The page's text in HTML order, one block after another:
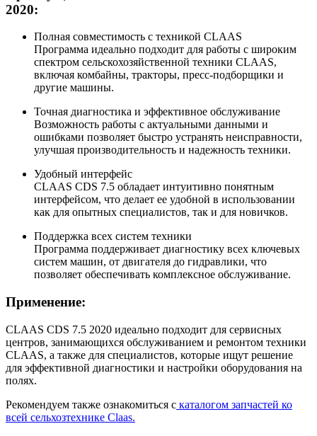
2020:
Полная совместимость с техникой CLAAS
Программа идеально подходит для работы с широким
спектром сельскохозяйственной техники CLAAS,
включая комбайны, тракторы, пресс-подборщики и
другие машины.
Точная диагностика и эффективное обслуживание
Возможность работы с актуальными данными и
ошибками позволяет быстро устранять неисправности,
улучшая производительность и надежность техники.
Удобный интерфейс
CLAAS CDS 7.5 обладает интуитивно понятным
интерфейсом, что делает ее удобной в использовании
как для опытных специалистов, так и для новичков.
Поддержка всех систем техники
Программа поддерживает диагностику всех ключевых
систем машин, от двигателя до гидравлики, что
позволяет обеспечивать комплексное обслуживание.
Применение:
CLAAS CDS 7.5 2020 идеально подходит для сервисных
центров, занимающихся обслуживанием и ремонтом техники
CLAAS, а также для специалистов, которые ищут решение
для эффективной диагностики и настройки оборудования на
полях.
Рекомендуем также ознакомиться с каталогом запчастей ко
всей сельхозтехнике Claas.